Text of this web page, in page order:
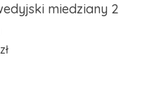
miedziany 2
zł